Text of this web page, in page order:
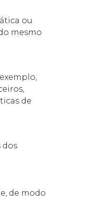
ou
mesmo
de
dos
de modo